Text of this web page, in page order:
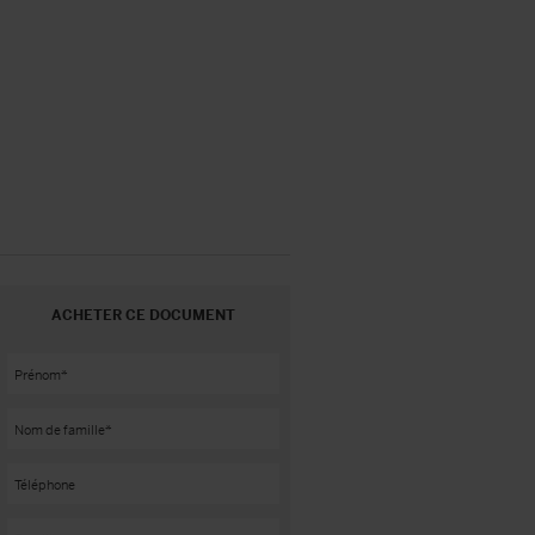
ACHETER CE DOCUMENT